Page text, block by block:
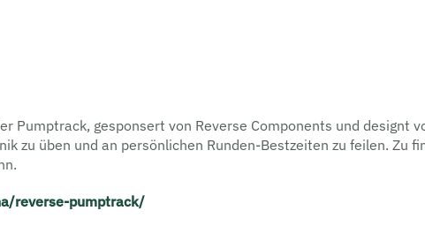
Pumptrack, gesponsert von Reverse Components und designt
zu üben und an persönlichen Runden-Bestzeiten zu feilen. Zu
reverse-pumptrack/